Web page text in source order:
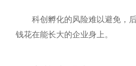
科创孵化的风险难以避免，
钱花在能长大的企业身上。